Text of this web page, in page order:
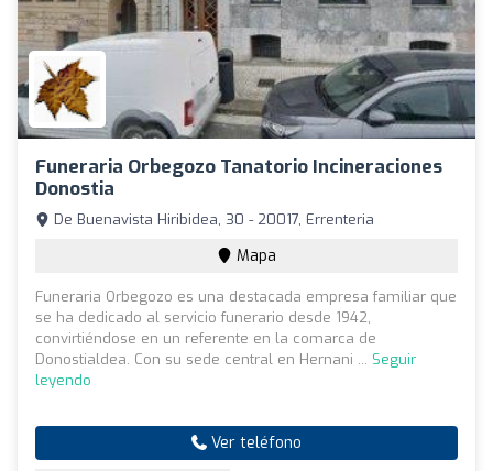
Funeraria Orbegozo Tanatorio Incineraciones
Donostia
De Buenavista Hiribidea, 30 - 20017, Errenteria
Mapa
Funeraria Orbegozo es una destacada empresa familiar que
se ha dedicado al servicio funerario desde 1942,
convirtiéndose en un referente en la comarca de
Donostialdea. Con su sede central en Hernani ... Seguir
leyendo
Ver teléfono